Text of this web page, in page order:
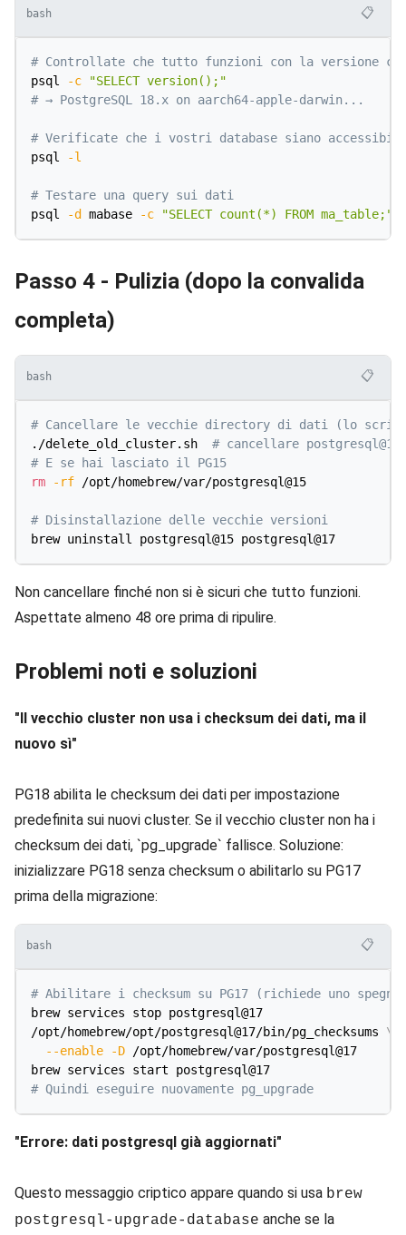
bash 📋
# Controllate che tutto funzioni con la versione
psql
-c
"SELECT version();"
# → PostgreSQL 18.x on aarch64-apple-darwin...
# Verificate che i vostri database siano
psql
-l
# Testare una query sui dati
psql
-d mabase -c "SELECT count(*) FROM ma_table;"
Passo 4 - Pulizia (dopo la convalida
completa)
bash 📋
# Cancellare le vecchie directory di dati (lo script
./delete_old_cluster.sh # cancellare
# E se hai lasciato il PG15
rm
-rf /opt/homebrew/var/postgresql@15
# Disinstallazione delle vecchie versioni
Non cancellare finché non si è sicuri che tutto funzioni.
Aspettate almeno 48 ore prima di ripulire.
Problemi noti e soluzioni
"Il vecchio cluster non usa i checksum dei dati, ma il
nuovo sì"
PG18 abilita le checksum dei dati per impostazione
predefinita sui nuovi cluster. Se il vecchio cluster non ha i
checksum dei dati, `pg_upgrade` fallisce. Soluzione:
inizializzare PG18 senza checksum o abilitarlo su PG17
prima della migrazione:
bash 📋
# Abilitare i checksum su PG17 (richiede uno
brew services stop postgresql@17
/opt/homebrew/opt/postgresql@17/bin/pg_checksums \
--enable
-D /opt/homebrew/var/postgresql@17
# Quindi eseguire nuovamente pg_upgrade
"Errore: dati postgresql già aggiornati"
Questo messaggio criptico appare quando si usa brew
postgresql-upgrade-database anche se la